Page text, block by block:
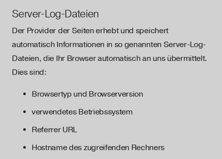
Server-Log-Dateien
Der Provider der Seiten erhebt und speichert
automatisch Informationen in so genannten Server-Log-
Dateien, die Ihr Browser automatisch an uns übermittelt.
Dies sind:
Browsertyp und Browserversion
verwendetes Betriebssystem
Referrer URL
Hostname des zugreifenden Rechners